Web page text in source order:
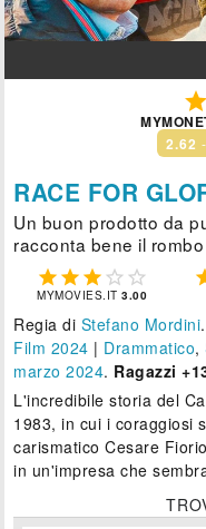

2.62
RACE FOR
Un buon prodotto da
racconta bene il
    
MYMOVIES.IT3.00
Regia di Stefano Mordini.
Film 2024 | Drammatico,
marzo 2024. Ragazzi
L'incredibile storia del
1983, in cui i coraggiosi
carismatico Cesare
in un'impresa che